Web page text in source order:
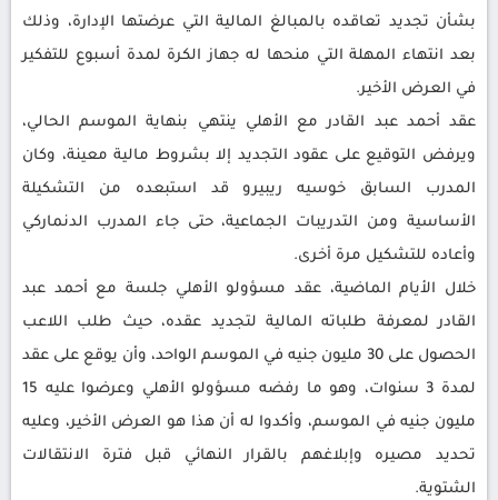
بشأن تجديد تعاقده بالمبالغ المالية التي عرضتها الإدارة، وذلك
بعد انتهاء المهلة التي منحها له جهاز الكرة لمدة أسبوع للتفكير
في العرض الأخير.
عقد أحمد عبد القادر مع الأهلي ينتهي بنهاية الموسم الحالي،
ويرفض التوقيع على عقود التجديد إلا بشروط مالية معينة، وكان
المدرب السابق خوسيه ريبيرو قد استبعده من التشكيلة
الأساسية ومن التدريبات الجماعية، حتى جاء المدرب الدنماركي
وأعاده للتشكيل مرة أخرى.
خلال الأيام الماضية، عقد مسؤولو الأهلي جلسة مع أحمد عبد
القادر لمعرفة طلباته المالية لتجديد عقده، حيث طلب اللاعب
الحصول على 30 مليون جنيه في الموسم الواحد، وأن يوقع على عقد
لمدة 3 سنوات، وهو ما رفضه مسؤولو الأهلي وعرضوا عليه 15
مليون جنيه في الموسم، وأكدوا له أن هذا هو العرض الأخير، وعليه
تحديد مصيره وإبلاغهم بالقرار النهائي قبل فترة الانتقالات
الشتوية.